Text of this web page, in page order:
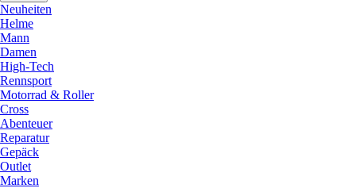
Neuheiten
Helme
Mann
Damen
High-Tech
Rennsport
Motorrad & Roller
Cross
Abenteuer
Reparatur
Gepäck
Outlet
Marken